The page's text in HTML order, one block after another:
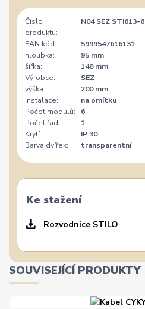
Číslo
produktu:
N04 SEZ STI613-6
EAN kód:
5999547616131
hloubka:
95 mm
šířka:
148 mm
Výrobce:
SEZ
výška:
200 mm
Instalace:
na omítku
Počet modulů:
6
Počet řad:
1
Krytí:
IP 30
Barva dvířek:
transparentní
Ke stažení
Rozvodnice STILO
SOUVISEJÍCÍ PRODUKTY